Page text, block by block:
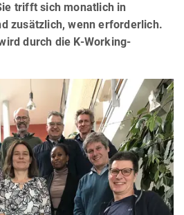
trifft sich monatlich in
zusätzlich, wenn erforderlich.
durch die K-Working-